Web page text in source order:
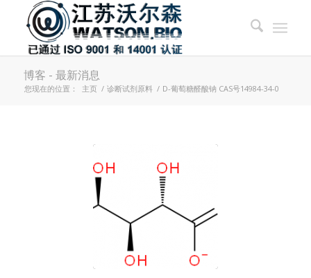
博客 - 最新消息
您现在的位置： 主页 / 诊断试剂原料 / D-葡萄糖醛酸钠 CAS号14984-34-0